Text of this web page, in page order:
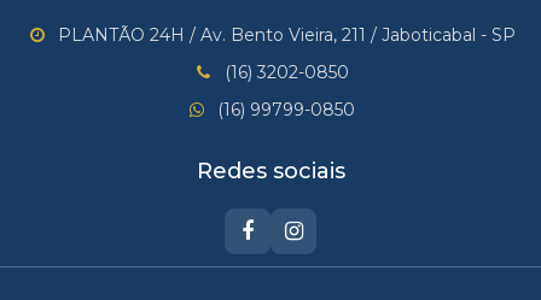
PLANTÃO 24H / Av. Bento Vieira, 211 / Jaboticabal - SP
(16) 3202-0850
(16) 99799-0850
Redes sociais